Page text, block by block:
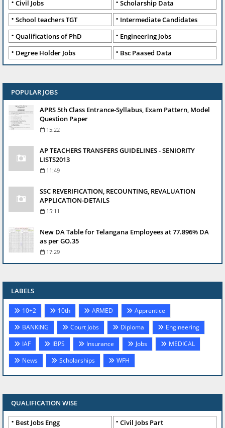
Civil Jobs
Scholarship Data
School teachers TGT
Intermediate Candidates
Qualifications of PhD
Engineering Jobs
Degree Holder Jobs
Bsc Paased Data
POPULAR JOBS
APRS 5th Class Entrance-Syllabus, Exam Pattern, Model
Question Paper
15:22
AP TEACHERS TRANSFERS GUIDELINES - SENIORITY
LISTS2013
11:49
SSC REVERIFICATION, RECOUNTING, REVALUATION
APPLICATION-DETAILS
15:11
New DA Table for Telangana Employees at 77.896% DA
as per GO.35
17:29
LABELS
10+2 10th ARMED
Apprentice
BANKING
Court Jobs Diploma
Engineering
IAF
IBPS Insurance Jobs
MEDICAL
News
Scholarships WFH
QUALIFICATION WISE
Best Jobs Engg
Civil Jobs Part